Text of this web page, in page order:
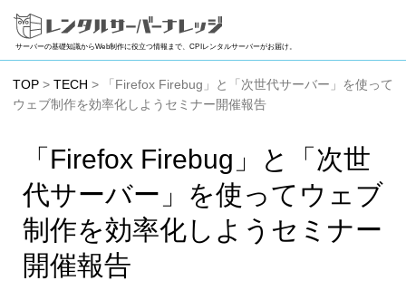
サーバーの基礎知識からWeb制作に役立つ情報まで、CPIレンタルサーバーがお届け。
TOP > TECH > 「Firefox Firebug」と「次世代サーバー」を使って
ウェブ制作を効率化しようセミナー開催報告
「Firefox Firebug」と「次世
代サーバー」を使ってウェブ
制作を効率化しようセミナー
開催報告